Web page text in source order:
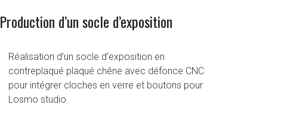
Production d’un socle d’exposition
Réalisation d’un socle d’exposition en
contreplaqué plaqué chêne avec défonce CNC
pour intégrer cloches en verre et boutons pour
Losmo studio.